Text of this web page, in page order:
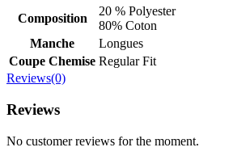
Composition
20 % Polyester
80% Coton
Manche
Longues
Coupe Chemise Regular Fit
Reviews(0)
Reviews
No customer reviews for the moment.